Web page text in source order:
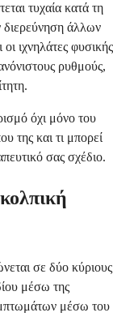
τυχαία κατά τη
διερεύνηση άλλων
ιχνηλάτες φυσικής
ρυθμούς,
όχι μόνο του
της και τι μπορεί
σας σχέδιο.
σε δύο κύριους
μέσω της
μέσω του